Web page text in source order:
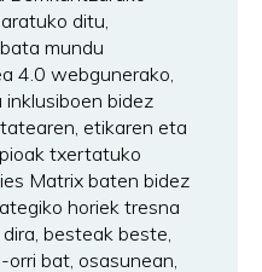
ditu,
mundu
4.0 webgunerako,
bidez
etikaren eta
txertatuko
Matrix baten bidez
horiek tresna
besteak beste,
bat, osasunean,